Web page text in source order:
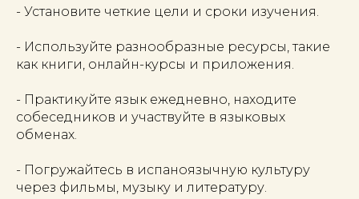
- Установите четкие цели и сроки изучения.
- Используйте разнообразные ресурсы, такие
как книги, онлайн-курсы и приложения.
- Практикуйте язык ежедневно, находите
собеседников и участвуйте в языковых
обменах.
- Погружайтесь в испаноязычную культуру
через фильмы, музыку и литературу.